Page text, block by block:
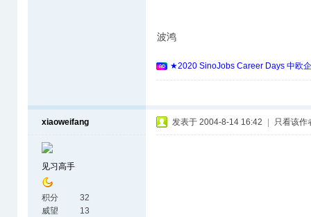
波鸿
★2020 SinoJobs Career Days 中欧
xiaoweifang
见习高手
积分
32
威望
13
发表于 2004-8-14 16:42 只看该作